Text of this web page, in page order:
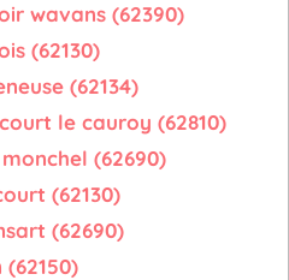
wavans (62390)
(62130)
(62134)
le cauroy (62810)
(62690)
(62130)
(62690)